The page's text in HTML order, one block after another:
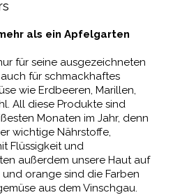
als ein Apfelgarten
für seine ausgezeichneten
für schmackhaftes
wie Erdbeeren, Marillen,
All diese Produkte sind
Monaten im Jahr, denn
wichtige Nährstoffe,
Flüssigkeit und
außerdem unsere Haut auf
orange sind die Farben
aus dem Vinschgau.